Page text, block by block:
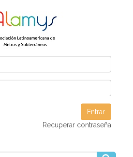
Entrar
Recuperar contraseña